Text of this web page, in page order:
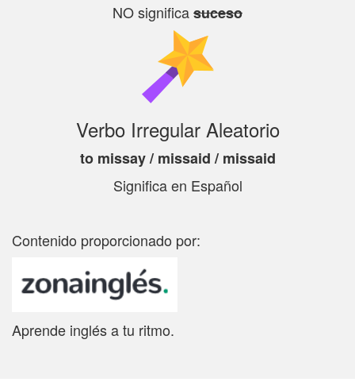
NO significasuceso
Verbo Irregular Aleatorio
to missay / missaid / missaid
Significaen Español
Contenido proporcionado por:
Aprende inglés a tu ritmo.